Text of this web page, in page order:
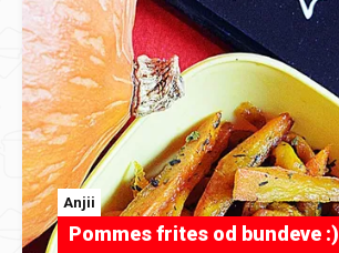
Anjii
Pommes frites od bundeve :)